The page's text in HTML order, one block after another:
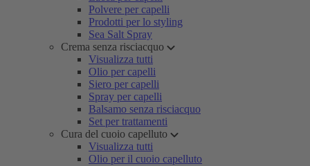
Polvere per capelli
Prodotti per lo styling
Sea Salt Spray
Crema senza risciacquo
Visualizza tutti
Olio per capelli
Siero per capelli
Spray per capelli
Balsamo senza risciacquo
Set per trattamenti
Cura del cuoio capelluto
Visualizza tutti
Olio per il cuoio capelluto